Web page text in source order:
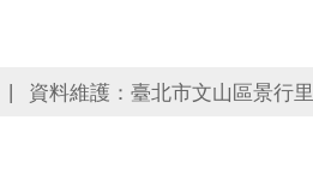
資料維護：臺北市文山區景行里